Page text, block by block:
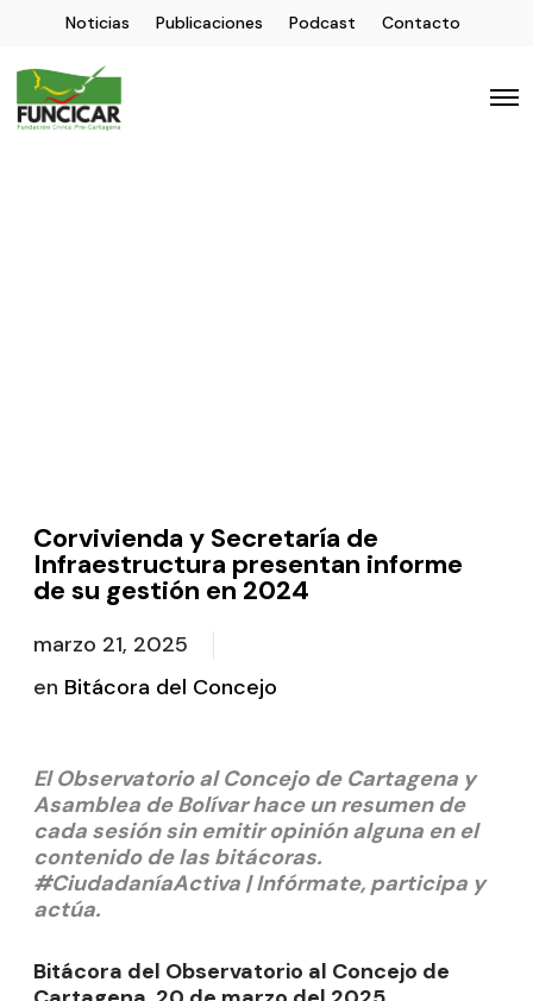
Noticias Publicaciones Podcast Contacto
Corvivienda y Secretaría de
Infraestructura presentan informe
de su gestión en 2024
marzo 21, 2025
en Bitácora del Concejo
El Observatorio al Concejo de Cartagena y
Asamblea de Bolívar hace un resumen de
cada sesión sin emitir opinión alguna en el
contenido de las bitácoras.
#CiudadaníaActiva | Infórmate, participa y
actúa.
Bitácora del Observatorio al Concejo de